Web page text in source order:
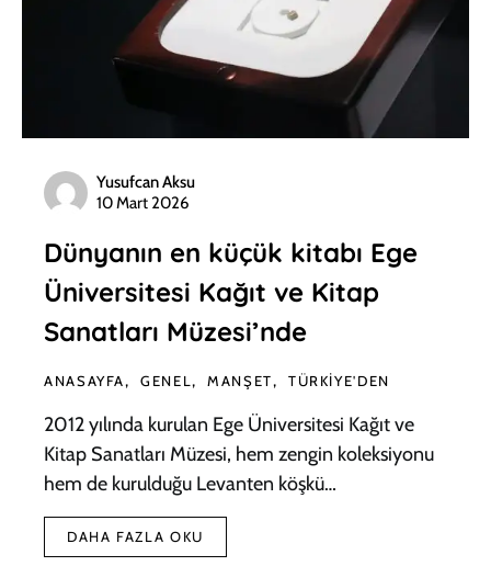
Yusufcan Aksu
10 Mart 2026
Dünyanın en küçük kitabı Ege
Üniversitesi Kağıt ve Kitap
Sanatları Müzesi’nde
ANASAYFA GENEL MANŞET TÜRKIYE'DEN
2012 yılında kurulan Ege Üniversitesi Kağıt ve
Kitap Sanatları Müzesi, hem zengin koleksiyonu
hem de kurulduğu Levanten köşkü…
DAHA FAZLA OKU